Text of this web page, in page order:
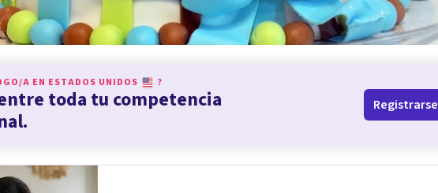
A EN ESTADOS UNIDOS ?
toda tu competencia
Registrarse